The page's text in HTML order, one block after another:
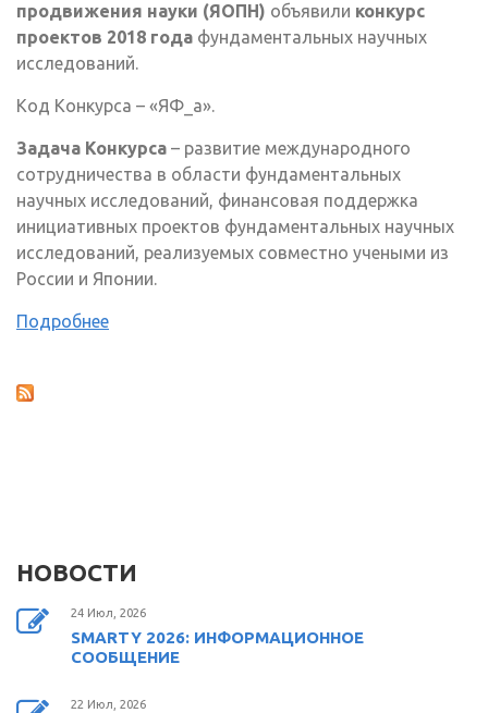
продвижения науки (ЯОПН) объявили конкурс
проектов 2018 года фундаментальных научных
исследований.
Код Конкурса – «ЯФ_а».
Задача Конкурса – развитие международного
сотрудничества в области фундаментальных
научных исследований, финансовая поддержка
инициативных проектов фундаментальных научных
исследований, реализуемых совместно учеными из
России и Японии.
Подробнее
НОВОСТИ
24 Июл, 2026
SMARTY 2026: ИНФОРМАЦИОННОЕ
СООБЩЕНИЕ
22 Июл, 2026